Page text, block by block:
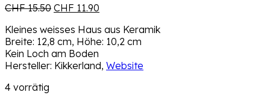
CHF15.50 Ursprünglicher
war:
CHF 15.50
CHF 11.90
ist:
CHF 11.90.
Kleines weisses Haus aus Keramik
Breite: 12,8 cm, Höhe: 10,2 cm
Kein Loch am Boden
Hersteller: Kikkerland, Website
4 vorrätig